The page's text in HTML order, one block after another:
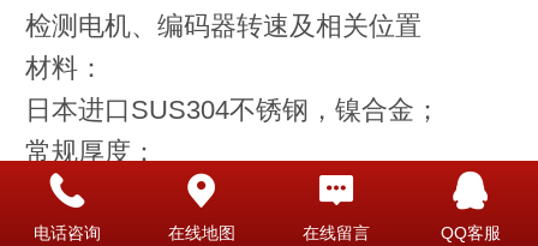
检测电机、编码器转速及相关位置
材料：
日本进口SUS304不锈钢，镍合金；
常规厚度：
0.05mm-1.1mm之内
参数与优势：
电话咨询 在线地图 在线留言 QQ客服